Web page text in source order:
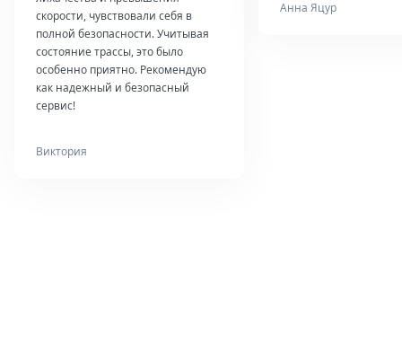
скорости, чувствовали себя в
полной безопасности. Учитывая
состояние трассы, это было
особенно приятно. Рекомендую
как надежный и безопасный
сервис!
Виктория
Анна Яцур